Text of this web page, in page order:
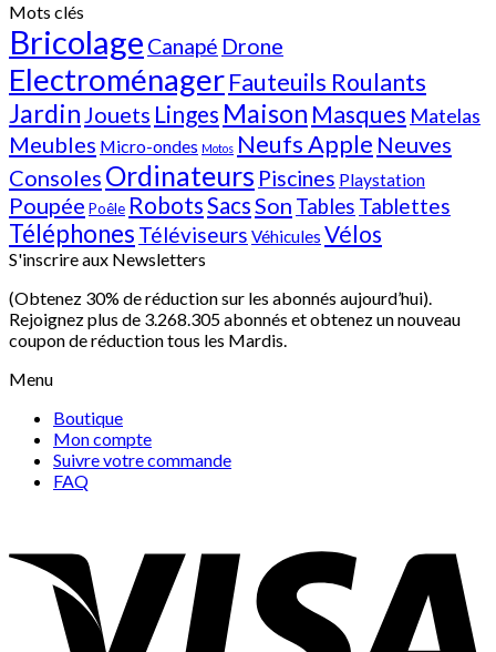
Mots clés
Bricolage Canapé Drone
ElectroménagerFauteuils Roulants
JardinJouets Linges Maison Masques Matelas
Meubles Micro-ondes Motos Neufs Apple Neuves
Consoles Ordinateurs Piscines Playstation
Poupée Poêle RobotsSacsSon Tables Tablettes
Téléphones Téléviseurs Véhicules Vélos
S'inscrire aux Newsletters
(Obtenez 30% de réduction sur les abonnés aujourd’hui).
Rejoignez plus de 3.268.305 abonnés et obtenez un nouveau
coupon de réduction tous les Mardis.
Menu
Boutique
Mon compte
Suivre votre commande
FAQ